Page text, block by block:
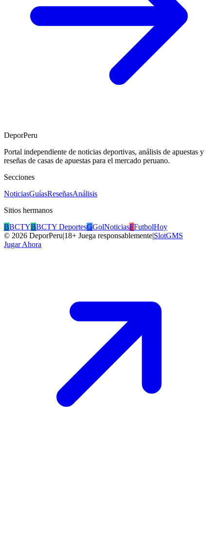
DeporPeru
Portal independiente de noticias deportivas, análisis de apuestas y
reseñas de casas de apuestas para el mercado peruano.
Secciones
NoticiasGuíasReseñasAnálisis
Sitios hermanos
BBCTYBBCTY DeportesGGolNoticiasFFutbolHoy
© 2026 DeporPeru|18+ Juega responsablemente|SlotGMS
Jugar Ahora